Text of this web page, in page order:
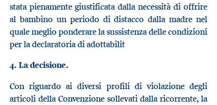
stata pienamente giustificata dalla necessità di offrire
al bambino un periodo di distacco dalla madre nel
quale meglio ponderare la sussistenza delle condizioni
per la declaratoria di adottabilit
4. La decisione.
Con riguardo ai diversi profili di violazione degli
articoli della Convenzione sollevati dalla ricorrente, la